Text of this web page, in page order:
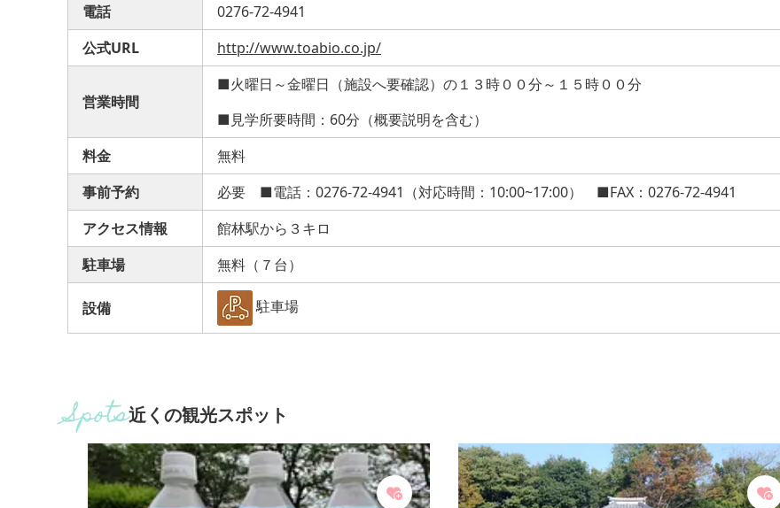
電話
0276-72-4941
公式URL
http://www.toabio.co.jp/
営業時間
■火曜日～金曜日（施設へ要確認）の１３時００分～１５時００分
■見学所要時間：60分（概要説明を含む）
料金
無料
事前予約
必要 ■電話：0276-72-4941（対応時間：10:00~17:00） ■FAX：0276-72-4941
アクセス情報
館林駅から３キロ
駐車場
無料（７台）
設備 駐車場
近くの観光スポット